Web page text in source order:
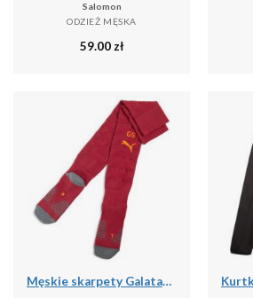
Salomon
ODZIEŻ MĘSKA
59.00zł
Męskie skarpety Galatasaray SK 25/26 PUMA